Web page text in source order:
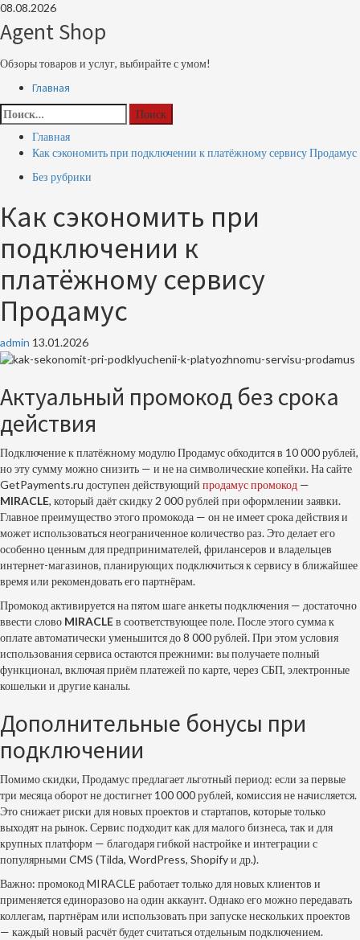
Перейти
к
содержимому
08.08.2026
Agent Shop
Обзоры товаров и услуг, выбирайте с умом!
Основное
меню
Главная
Найти:
Главная
Как сэкономить при подключении к платёжному сервису Продамус
Без рубрики
Как сэкономить при
подключении к
платёжному сервису
Продамус
admin 13.01.2026
Актуальный промокод без срока
действия
Подключение к платёжному модулю Продамус обходится в 10 000 рублей,
но эту сумму можно снизить — и не на символические копейки. На сайте
GetPayments.ru доступен действующий продамус промокод —
MIRACLE, который даёт скидку 2 000 рублей при оформлении заявки.
Главное преимущество этого промокода — он не имеет срока действия и
может использоваться неограниченное количество раз. Это делает его
особенно ценным для предпринимателей, фрилансеров и владельцев
интернет-магазинов, планирующих подключиться к сервису в ближайшее
время или рекомендовать его партнёрам.
Промокод активируется на пятом шаге анкеты подключения — достаточно
ввести слово MIRACLEв соответствующее поле. После этого сумма к
оплате автоматически уменьшится до 8 000 рублей. При этом условия
использования сервиса остаются прежними: вы получаете полный
функционал, включая приём платежей по карте, через СБП, электронные
кошельки и другие каналы.
Дополнительные бонусы при
подключении
Помимо скидки, Продамус предлагает льготный период: если за первые
три месяца оборот не достигнет 100 000 рублей, комиссия не начисляется.
Это снижает риски для новых проектов и стартапов, которые только
выходят на рынок. Сервис подходит как для малого бизнеса, так и для
крупных платформ — благодаря гибкой настройке и интеграции с
популярными CMS (Tilda, WordPress, Shopify и др.).
Важно: промокод MIRACLE работает только для новых клиентов и
применяется единоразово на один аккаунт. Однако его можно передавать
коллегам, партнёрам или использовать при запуске нескольких проектов
— каждый новый расчёт будет считаться отдельным подключением.